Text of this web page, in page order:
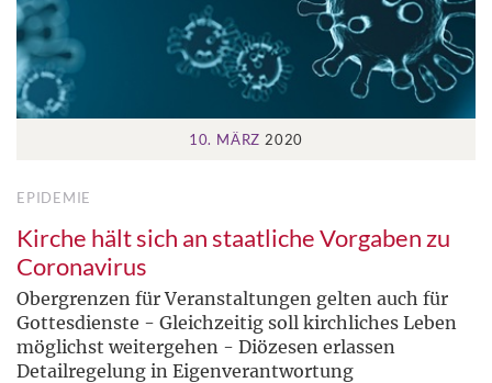
10. MÄRZ 2020
EPIDEMIE
Kirche hält sich an staatliche Vorgaben zu
Coronavirus
Obergrenzen für Veranstaltungen gelten auch für
Gottesdienste - Gleichzeitig soll kirchliches Leben
möglichst weitergehen - Diözesen erlassen
Detailregelung in Eigenverantwortung